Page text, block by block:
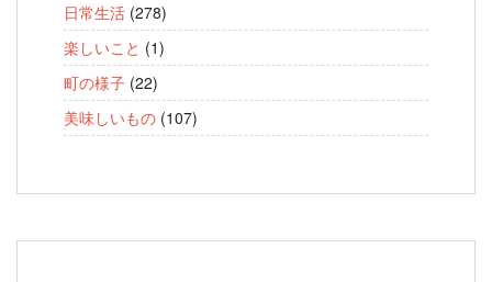
日常生活 (278)
楽しいこと (1)
町の様子 (22)
美味しいもの (107)